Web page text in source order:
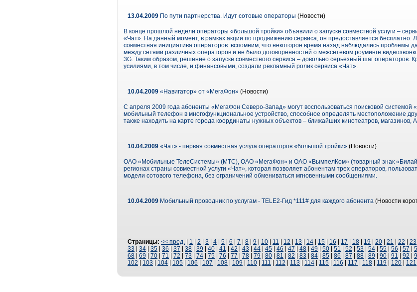
13.04.2009 По пути партнерства. Идут сотовые операторы (Новости)
В конце прошлой недели операторы «большой тройки» объявили о запуске совместной услуги –
«Чат». На данный момент, в рамках акции по продвижению сервиса, он предоставляется бесплатно.
совместная инициатива операторов: вспомним, что некоторое время назад наблюдались проблемы
между сетями различных операторов и не было договоренностей о межсетевом роуминге
3G. Таким образом, решение о запуске совместного сервиса – довольно серьезный шаг
усилиями, в том числе, и финансовыми, создали рекламный ролик сервиса «Чат».
10.04.2009 «Навигатор» от «МегаФон» (Новости)
С апреля 2009 года абоненты «МегаФон Северо-Запад» могут воспользоваться поисковой системой
мобильный телефон в многофункциональное устройство, способное определять местоположение
также находить на карте города координаты нужных объектов – ближайших кинотеатров, магазинов,
10.04.2009 «Чат» - первая совместная услуга операторов «большой тройки» (Новости)
ОАО «Мобильные ТелеСистемы» (МТС), ОАО «МегаФон» и ОАО «ВымпелКом» (товарный знак
регионах страны совместной услуги «Чат», которая позволяет абонентам трех операторов,
модели сотового телефона, без ограничений обмениваться мгновенными сообщениями.
10.04.2009 Мобильный проводник по услугам - TELE2-Гид *111# для каждого абонента (Новости
Страницы: << пред. 1 2 3 4 5 6 7 8 9 10 11 12 13 14 15 16 17 18 19 20 21 22 23
33
34 35 36 37 38 39 40 41 42 43 44 45 46 47 48 49 50 51 52 53 54 55 56 57
68
69 70 71 72 73 74 75 76 77 78 79 80 81 82 83 84 85 86 87 88 89 90 91 92
102
103 104 105 106 107 108 109 110 111 112 113 114 115 116 117 118 119 120 121